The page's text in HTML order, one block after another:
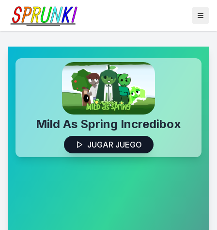
Mild As Spring Incredibox
JUGAR JUEGO